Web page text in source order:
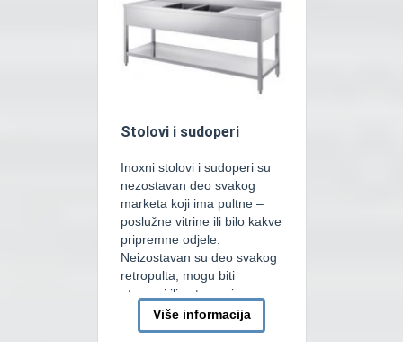
funkcionalnost ne trebaju
[…]
Stolovi i sudoperi
Inoxni stolovi i sudoperi su
nezostavan deo svakog
marketa koji ima pultne –
poslužne vitrine ili bilo kakve
pripremne odjele.
Neizostavan su deo svakog
retropulta, mogu biti
otvoreni ili zatvoreni.
Također mogu sadržavati
unutrašnje i donje police, a
Više informacija